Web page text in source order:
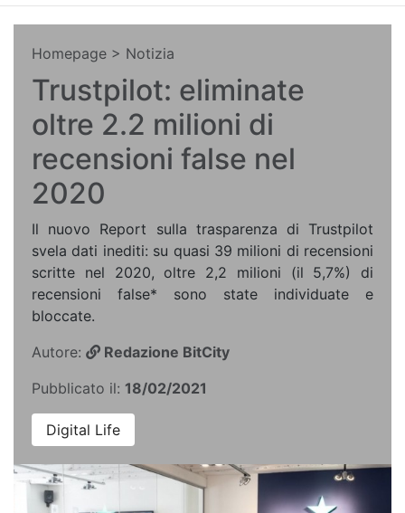
Homepage > Notizia
Trustpilot: eliminate
oltre 2.2 milioni di
recensioni false nel
2020
Il nuovo Report sulla trasparenza di Trustpilot
svela dati inediti: su quasi 39 milioni di recensioni
scritte nel 2020, oltre 2,2 milioni (il 5,7%) di
recensioni false* sono state individuate e
bloccate.
Autore:
Redazione BitCity
Pubblicato il: 18/02/2021
Digital Life